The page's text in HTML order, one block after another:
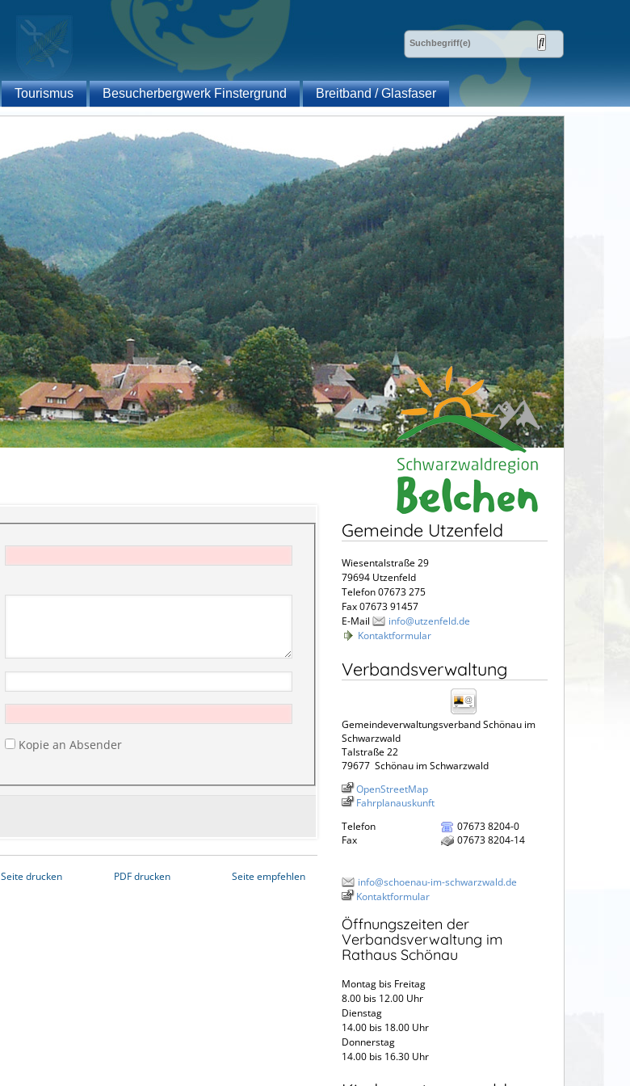
Tourismus Besucherbergwerk Finstergrund
Breitband / Glasfaser
Kopie an Absender
Seite drucken PDF drucken Seite empfehlen
Gemeinde Utzenfeld
Wiesentalstraße 29
79694 Utzenfeld
Telefon 07673 275
Fax 07673 91457
E-Mail
info@utzenfeld.de
Kontaktformular
Verbandsverwaltung
Gemeindeverwaltungsverband Schönau im
Schwarzwald
Talstraße 22
79677 Schönau im Schwarzwald
OpenStreetMap
Fahrplanauskunft
Telefon
07673 8204-0
Fax
07673 8204-14
info@schoenau-im-schwarzwald.de
Kontaktformular
Öffnungszeiten der
Verbandsverwaltung im
Rathaus Schönau
Montag bis Freitag
8.00 bis 12.00 Uhr
Dienstag
14.00 bis 18.00 Uhr
Donnerstag
14.00 bis 16.30 Uhr